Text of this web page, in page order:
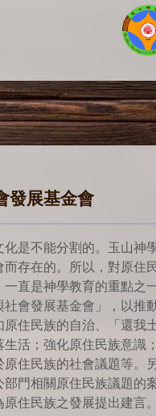
發展基金會
是不能分割的。玉山神
存在的。所以，對原住
直是神學教育的重點之一
會發展基金會」，以推
住民族的自治、「還我
活；強化原住民族意識
住民族的社會議題等。
門相關原住民族議題的
住民族之發展提出建言。